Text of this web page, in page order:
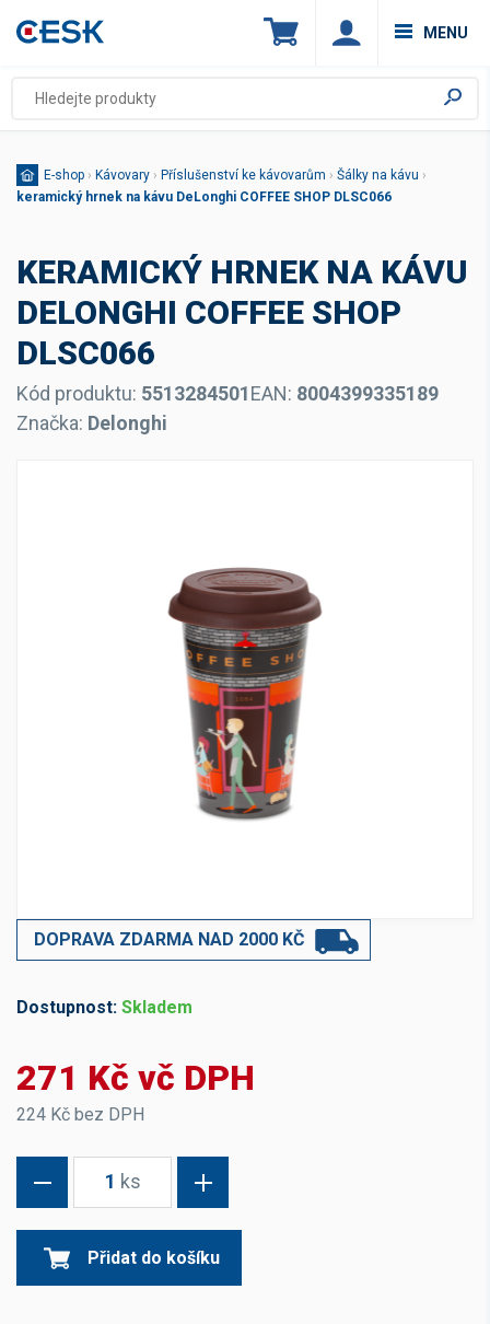
MENU
E-shop › Kávovary › Příslušenství ke kávovarům › Šálky na kávu ›
keramický hrnek na kávu DeLonghi COFFEE SHOP DLSC066
KERAMICKÝ HRNEK NA KÁVU
DELONGHI COFFEE SHOP
DLSC066
Kód produktu: 5513284501EAN: 8004399335189
Značka: Delonghi
DOPRAVA ZDARMA NAD 2000 KČ
Dostupnost: Skladem
271 Kč vč DPH
224 Kč bez DPH
1 ks
Přidat do košíku